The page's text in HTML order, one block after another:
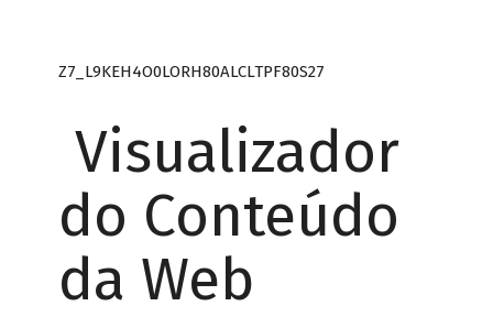
Z7_L9KEH4O0LORH80ALCLTPF80S27
Visualizador
do Conteúdo
da Web